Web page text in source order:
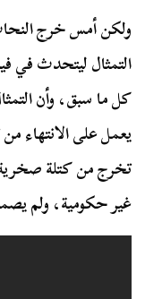
ولكن أمس خرج
التمثال ليتحدث في
كل ما سبق، وأن
يعمل على الانتهاء من
تخرج من كتلة
غير حكومية، ولم